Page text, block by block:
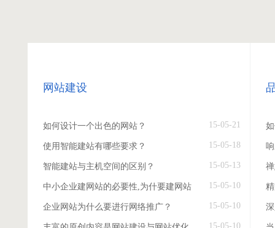
网站建设
如何设计一个出色的网站？ 15-05-21
使用智能建站有哪些要求？ 15-05-18
智能建站与主机空间的区别？ 15-05-13
中小企业建网站的必要性,为什要建网站 15-05-10
企业网站为什么要进行网络推广？ 15-05-10
15-05-10